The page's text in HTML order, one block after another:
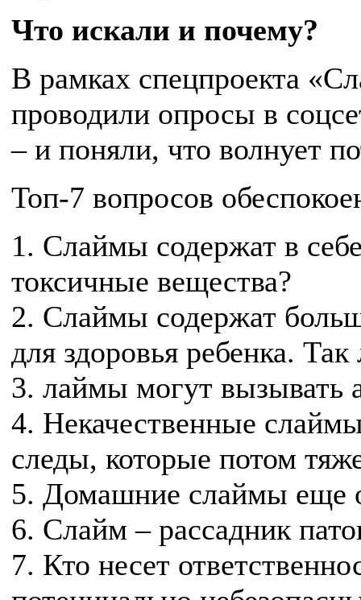
Что искали и почему?
В рамках спецпроекта
проводили опросы в
– и поняли, что волнует
Топ-7 вопросов
1. Слаймы содержат в
токсичные вещества?
2. Слаймы содержат
для здоровья ребенка. Так
3. лаймы могут вызывать
4. Некачественные
следы, которые потом
5. Домашние слаймы еще
6. Слайм – рассадник
7. Кто несет